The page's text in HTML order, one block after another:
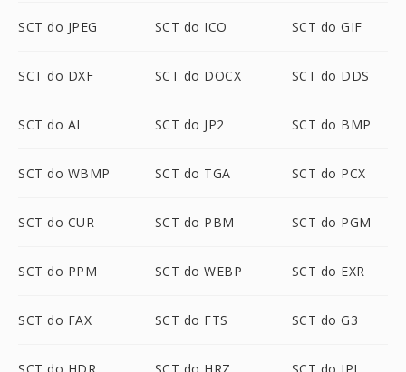
SCT do JPEG SCT do ICO SCT do GIF
SCT do DXF SCT do DOCX SCT do DDS
SCT do AI SCT do JP2 SCT do BMP
SCT do WBMP SCT do TGA SCT do PCX
SCT do CUR SCT do PBM SCT do PGM
SCT do PPM SCT do WEBP SCT do EXR
SCT do FAX SCT do FTS SCT do G3